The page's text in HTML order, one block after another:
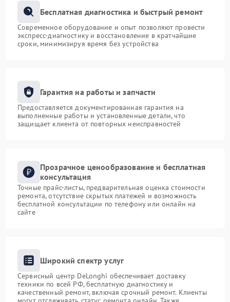
Бесплатная диагностика и быстрый ремонт
Современное оборудование и опыт позволяют провести
экспресс-диагностику и восстановление в кратчайшие
сроки, минимизируя время без устройства
Гарантия на работы и запчасти
Предоставляется документированная гарантия на
выполненные работы и установленные детали, что
защищает клиента от повторных неисправностей
Прозрачное ценообразование и бесплатная
консультация
Точные прайс-листы, предварительная оценка стоимости
ремонта, отсутствие скрытых платежей и возможность
бесплатной консультации по телефону или онлайн на
сайте
Широкий спектр услуг
Сервисный центр DeLonghi обеспечивает доставку
техники по всей РФ, бесплатную диагностику и
качественный ремонт, включая срочный ремонт. Клиенты